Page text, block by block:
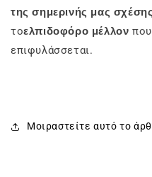
της σημερινής μας
τοελπιδοφόρο μέλλον
επιφυλάσσεται.
Μοιραστείτε αυτό το